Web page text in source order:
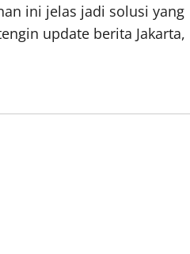
ini jelas jadi solusi yang
update berita Jakarta,